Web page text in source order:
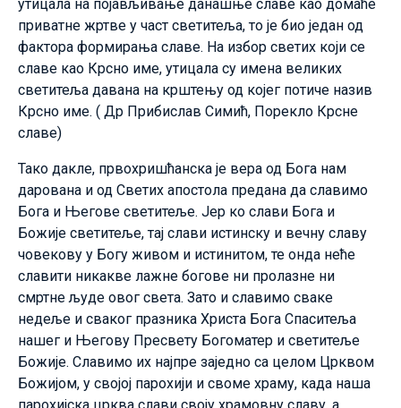
утицала на појављивање данашње славе као домаће
приватне жртве у част светитеља, то је био један од
фактора формирања славе. На избор светих који се
славе као Крсно име, утицала су имена великих
светитеља давана на крштењу од којег потиче назив
Крсно име. ( Др Прибислав Симић, Порекло Крсне
славе)
Тако дакле, првохришћанска је вера од Бога нам
дарована и од Светих апостола предана да славимо
Бога и Његове светитеље. Јер ко слави Бога и
Божије светитеље, тај слави истинску и вечну славу
човекову у Богу живом и истинитом, те онда неће
славити никакве лажне богове ни пролазне ни
смртне људе овог света. Зато и славимо сваке
недеље и сваког празника Христа Бога Спаситеља
нашег и Његову Пресвету Богоматер и светитеље
Божије. Славимо их најпре заједно са целом Црквом
Божијом, у својој парохији и своме храму, када наша